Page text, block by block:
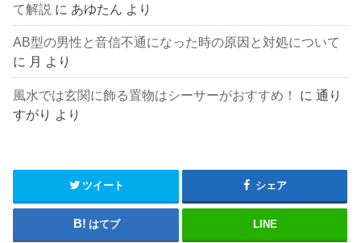
て解説 に あゆたん より
AB型の男性と音信不通になった時の原因と対処について
に 月 より
風水では玄関に飾る置物はシーサーがおすすめ！ に通り
すがり
より
ツイート シェア
はてブ LINE